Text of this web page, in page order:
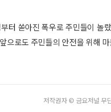
터 쏟아진 폭우로 주민들이 놀
으로도 주민들의 안전을 위해
저작권자 © 금요저널 무